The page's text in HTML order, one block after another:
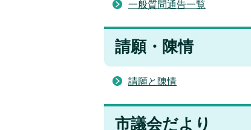
一般質問通告一覧
請願・陳情
請願と陳情
市議会だより